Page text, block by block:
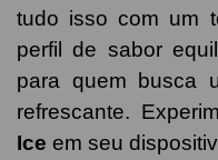
tudo isso com um
perfil de sabor
para quem busca
refrescante.
Ice em seu